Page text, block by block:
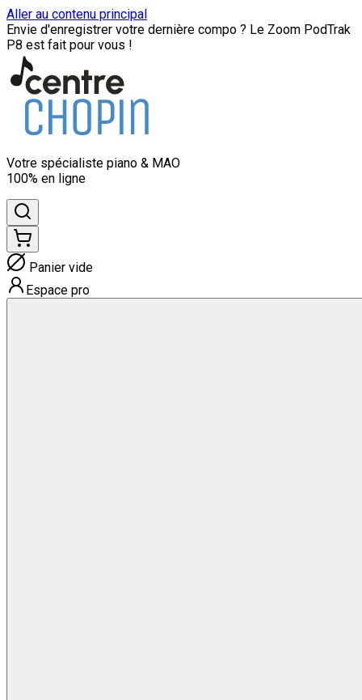
Aller au contenu principal
Envie d'enregistrer votre dernière compo ? Le Zoom PodTrak
P8 est fait pour vous !
Votre spécialiste piano & MAO
100% en ligne
Panier vide
Espace pro